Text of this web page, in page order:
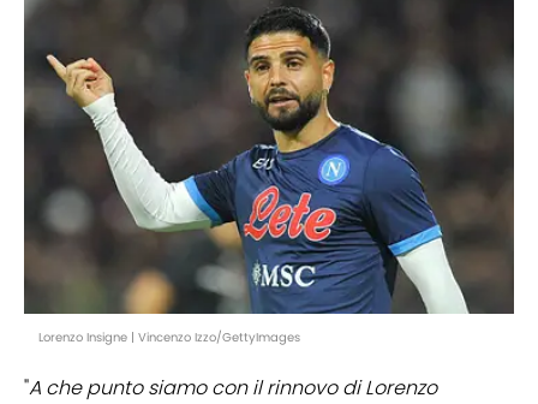
Lorenzo Insigne | Vincenzo Izzo/GettyImages
"A che punto siamo con il rinnovo di Lorenzo